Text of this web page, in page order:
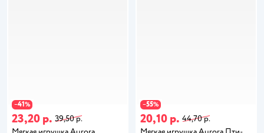
−41%
23,20 р. 39,50 р.
−55%
20,10 р. 44,70 р.